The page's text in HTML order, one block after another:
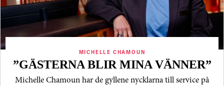
MICHELLE CHAMOUN
”GÄSTERNA BLIR MINA VÄNNER”
Michelle Chamoun har de gyllene nycklarna till service på